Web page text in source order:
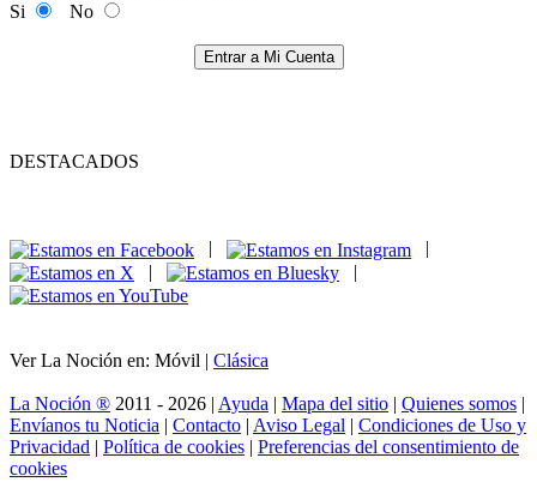
Si
No
Entrar a Mi Cuenta
DESTACADOS
|
|
Ver La Noción en: Móvil | Clásica
La Noción ® 2011 - 2026 | Ayuda | Mapa del sitio | Quienes somos |
Envíanos tu Noticia | Contacto | Aviso Legal | Condiciones de Uso y
Privacidad | Política de cookies | Preferencias del consentimiento de
cookies